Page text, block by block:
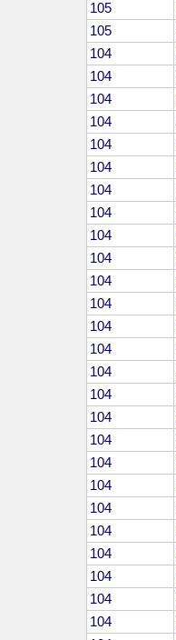
105
105
104
104
104
104
104
104
104
104
104
104
104
104
104
104
104
104
104
104
104
104
104
104
104
104
104
104